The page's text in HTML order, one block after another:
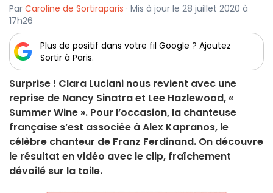
Par Caroline de Sortiraparis · Mis à jour le 28 juillet 2020 à
17h26
Plus de positif dans votre fil Google ? Ajoutez
Sortir à Paris.
Surprise ! Clara Luciani nous revient avec une
reprise de Nancy Sinatra et Lee Hazlewood, «
Summer Wine ». Pour l’occasion, la chanteuse
française s’est associée à Alex Kapranos, le
célèbre chanteur de Franz Ferdinand. On découvre
le résultat en vidéo avec le clip, fraîchement
dévoilé sur la toile.